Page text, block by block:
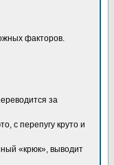
факторов.
за
с перепугу круто и
«крюк», выводит